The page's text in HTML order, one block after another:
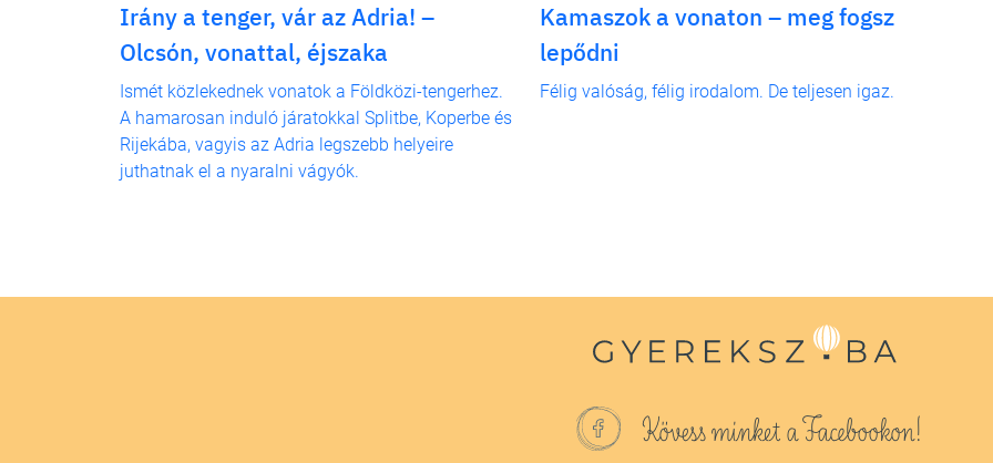
Irány a tenger, vár az Adria! –
Olcsón, vonattal, éjszaka
Ismét közlekednek vonatok a Földközi-tengerhez.
A hamarosan induló járatokkal Splitbe, Koperbe és
Rijekába, vagyis az Adria legszebb helyeire
juthatnak el a nyaralni vágyók.
Kamaszok a vonaton – meg fogsz
lepődni
Félig valóság, félig irodalom. De teljesen igaz.
Kövess minket a Facebookon!